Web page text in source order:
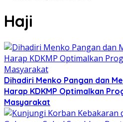
Haji
Dihadiri Menko Pangan dan
Harap KDKMP Optimalkan
Masyarakat